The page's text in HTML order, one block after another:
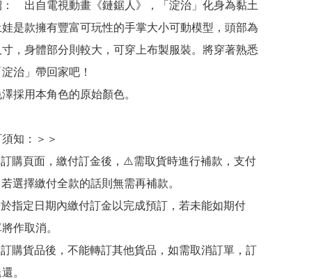
　出自電視動畫《鏈鋸人》，「淀治」化身為黏土
是款擁有豐富可玩性的手掌大小可動模型，頭部為
，身體部分則較大，可穿上布製服裝。將穿著熟悉
治」帶回家吧！
採用本角色的原始顏色。
知：＞＞
購頁面，繳付訂金後，⚠️需取貨時進行補款，支付
選擇繳付全款的話則無需再補款。
指定日期內繳付訂金以完成預訂，若未能如期付
作取消。
購貨品後，不能轉訂其他貨品，如需取消訂單，訂
。